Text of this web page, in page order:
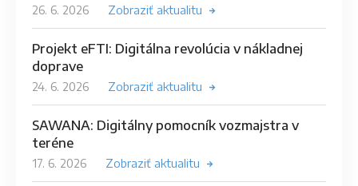
26. 6. 2026 Zobraziť aktualitu
Projekt eFTI: Digitálna revolúcia v nákladnej
doprave
24. 6. 2026 Zobraziť aktualitu
SAWANA: Digitálny pomocník vozmajstra v
teréne
17. 6. 2026 Zobraziť aktualitu